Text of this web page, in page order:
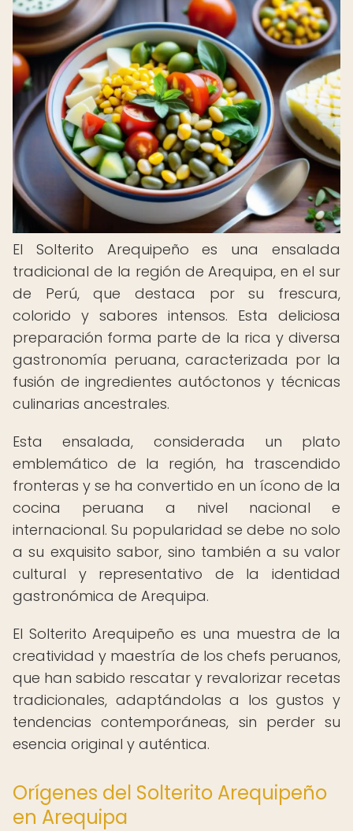
El Solterito Arequipeño es una ensalada
tradicional de la región de Arequipa, en el sur
de Perú, que destaca por su frescura,
colorido y sabores intensos. Esta deliciosa
preparación forma parte de la rica y diversa
gastronomía peruana, caracterizada por la
fusión de ingredientes autóctonos y técnicas
culinarias ancestrales.
Esta ensalada, considerada un plato
emblemático de la región, ha trascendido
fronteras y se ha convertido en un ícono de la
cocina peruana a nivel nacional e
internacional. Su popularidad se debe no solo
a su exquisito sabor, sino también a su valor
cultural y representativo de la identidad
gastronómica de Arequipa.
El Solterito Arequipeño es una muestra de la
creatividad y maestría de los chefs peruanos,
que han sabido rescatar y revalorizar recetas
tradicionales, adaptándolas a los gustos y
tendencias contemporáneas, sin perder su
esencia original y auténtica.
Orígenes del Solterito Arequipeño
en Arequipa